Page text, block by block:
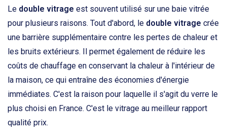
Le double vitrage est souvent utilisé sur une baie vitrée
pour plusieurs raisons. Tout d'abord, le double vitrage crée
une barrière supplémentaire contre les pertes de chaleur et
les bruits extérieurs. Il permet également de réduire les
coûts de chauffage en conservant la chaleur à l'intérieur de
la maison, ce qui entraîne des économies d'énergie
immédiates. C'est la raison pour laquelle il s'agit du verre le
plus choisi en France. C'est le vitrage au meilleur rapport
qualité prix.